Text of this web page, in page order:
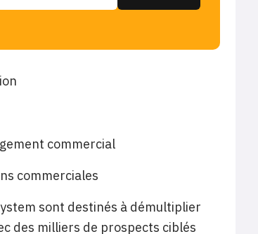
commercial
commerciales
sont destinés à démultiplier
des milliers de prospects ciblés